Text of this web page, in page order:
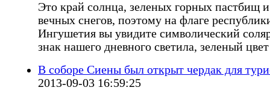
Это край солнца, зеленых горных пастбищ и
вечных снегов, поэтому на флаге
Ингушетия вы увидите символический
знак нашего дневного светила, зеленый
В соборе Сиены был открыт чердак для
2013-09-03 16:59:25